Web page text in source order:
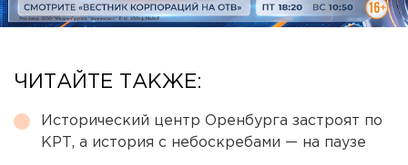
ЧИТАЙТЕ ТАКЖЕ:
Исторический центр Оренбурга застроят по
КРТ, а история с небоскребами — на паузе